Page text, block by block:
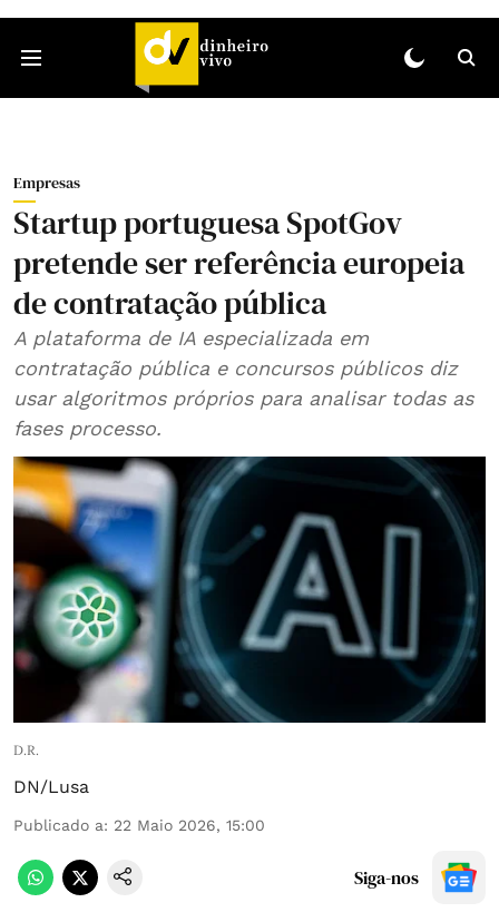
Empresas
Startup portuguesa SpotGov
pretende ser referência europeia
de contratação pública
A plataforma de IA especializada em
contratação pública e concursos públicos diz
usar algoritmos próprios para analisar todas as
fases processo.
D.R.
DN/Lusa
Publicado a: 22 Maio 2026, 15:00
Siga-nos